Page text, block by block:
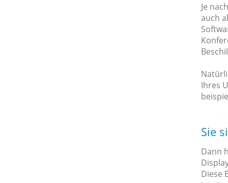
Je
auch
Ihres
Sie
Dann
Diese